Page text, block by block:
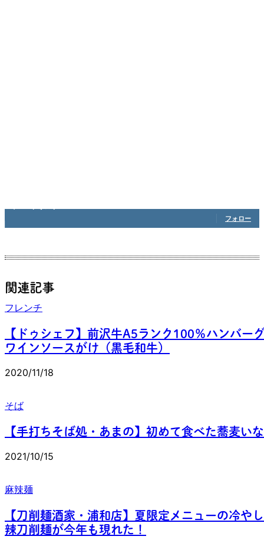
フォロー
関連記事
フレンチ
【ドゥシェフ】前沢牛A5ランク100％ハンバー
ワインソースがけ（黒毛和牛）
2020/11/18
そば
【手打ちそば処・あまの】初めて食べた蕎麦い
2021/10/15
麻辣麺
【刀削麺酒家・浦和店】夏限定メニューの冷や
辣刀削麺が今年も現れた！